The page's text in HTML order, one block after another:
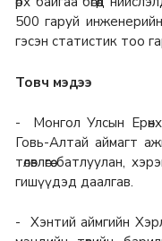
500 гаруй
гэсэн статистик тоо
Товч мэдээ
- Монгол Улсын
Говь-Алтай аймагт
төлөвлөгөө батлуулан,
гишүүдэд даалгав.
- Хэнтий аймгийн